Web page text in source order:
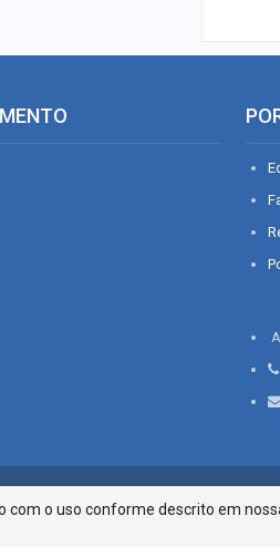
Silveira 276, Bairro São José |
o uso conforme descrito em